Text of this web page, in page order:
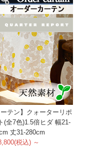
ーテン】クォーターリポ
(全7色)1.5倍ヒダ 幅21-
丈31-280cm
税込) ～